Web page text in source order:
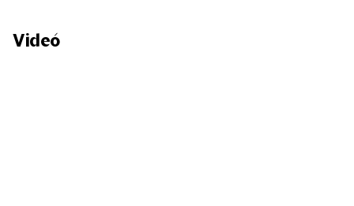
Videó